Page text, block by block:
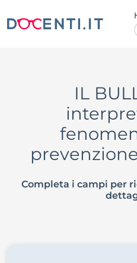
IL
Completa i campi per